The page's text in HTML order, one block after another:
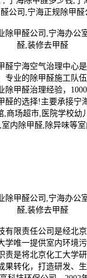
公司,宁海正规除甲醛
醛宁海空气治理中心
专业的除甲醛施工队
除甲醛治理经验，
醛的选择!主要承接宁
,商场超市,医院学校幼
室内除甲醛,除异味等
有限责任公司是经北京
学唯一提供室内环境
责是将北京化工大学
果转化，打造研发、